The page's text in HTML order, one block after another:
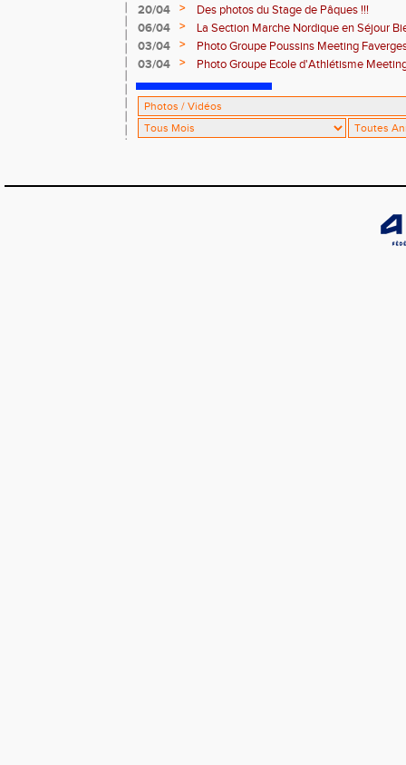
20/04
>
Des photos du Stage de Pâques !!!
06/04
>
La Section Marche Nordique en Séjour
03/04
>
Photo Groupe Poussins Meeting
03/04
> Photo Groupe Ecole d'Athlétisme